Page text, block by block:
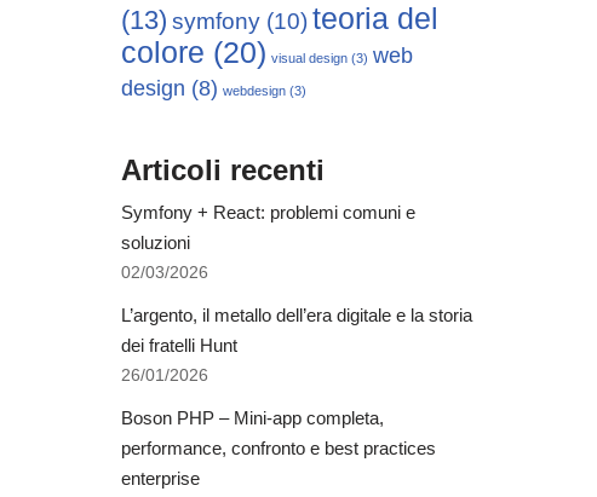
(13) symfony (10)teoria del
colore (20) visual design (3) web
design (8) webdesign (3)
Articoli recenti
Symfony + React: problemi comuni e
soluzioni
02/03/2026
L’argento, il metallo dell’era digitale e la storia
dei fratelli Hunt
26/01/2026
Boson PHP – Mini-app completa,
performance, confronto e best practices
enterprise